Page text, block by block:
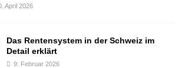
April 2026
Das Rentensystem in der Schweiz im
Detail erklärt
9. Februar 2026